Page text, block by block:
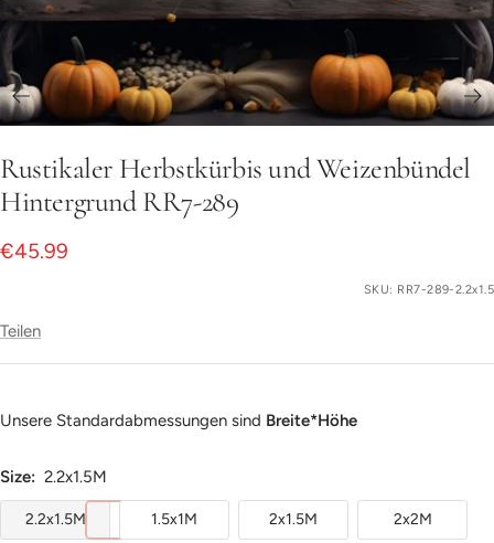
Zur
1
Rustikaler Herbstkürbis und Weizenbündel
Hintergrund RR7-289
Angebotspreis
€45.99
SKU: RR7-289-2.2x1.5
Teilen
Unsere Standardabmessungen sind Breite*Höhe
Size: 2.2x1.5M
2.2x1.5M 1.5x1M 2x1.5M 2x2M